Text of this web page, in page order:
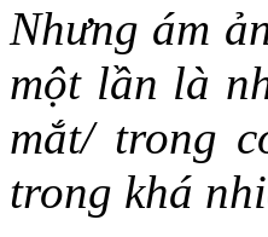
Nhưng ám
một lần là
mắt/ trong
trong khá